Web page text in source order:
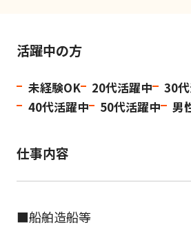
活躍中の方
未経験OK 20代活躍中
30
40代活躍中
50代活躍中 男
仕事内容
■船舶造船等